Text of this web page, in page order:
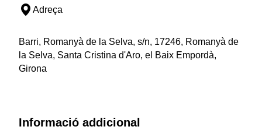
Adreça
Barri, Romanyà de la Selva, s/n, 17246, Romanyà de
la Selva, Santa Cristina d'Aro, el Baix Empordà,
Girona
Informació addicional